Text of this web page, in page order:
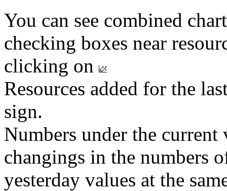
You can see combined
checking boxes near
clicking on
Resources added for the
sign.
Numbers under the
changings in the numbers
yesterday values at the